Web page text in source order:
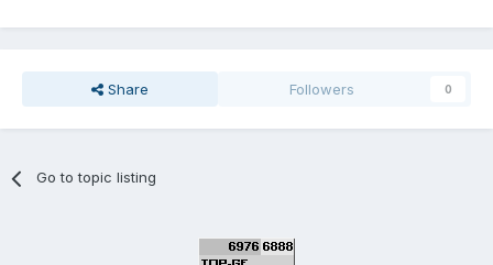
Share Followers 0
Go to topic listing